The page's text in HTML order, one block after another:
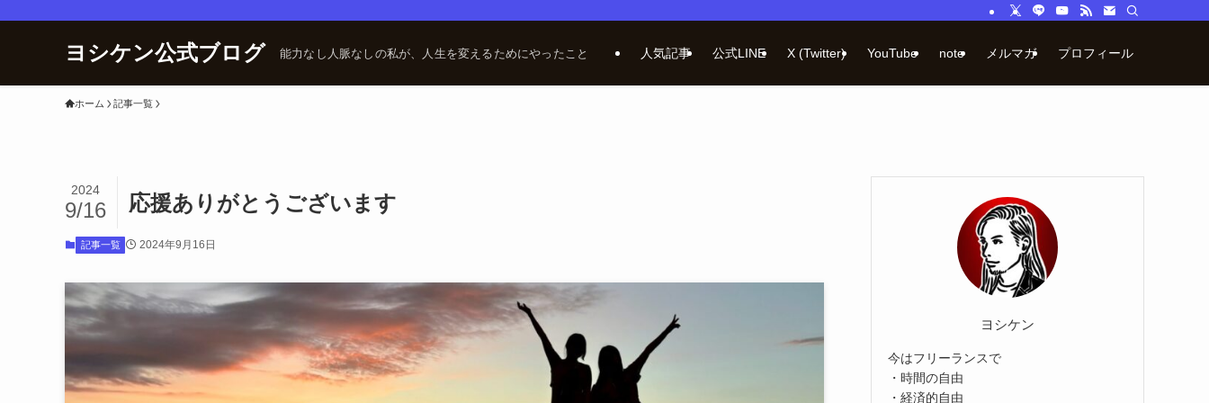
ヨシケン公式ブログ 能力なし人脈なしの私が、人生を変えるためにやったこと 人気記事 公式LINE X (Twitter) YouTube note メルマガ プロフィール
ホーム 記事一覧
応援ありがとうございます
2024
9/16
記事一覧 2024年9月16日
ヨシケン
今はフリーランスで
・時間の自由
・経済的自由